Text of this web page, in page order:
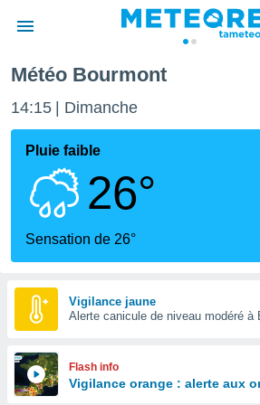
de
par
Météo Bourmont
14:15 Dimanche
Pluie faible
26°
Sensation de 26°
Vigilance jaune
Alerte canicule de niveau modéré à
Flash info
Vigilance orange : alerte aux